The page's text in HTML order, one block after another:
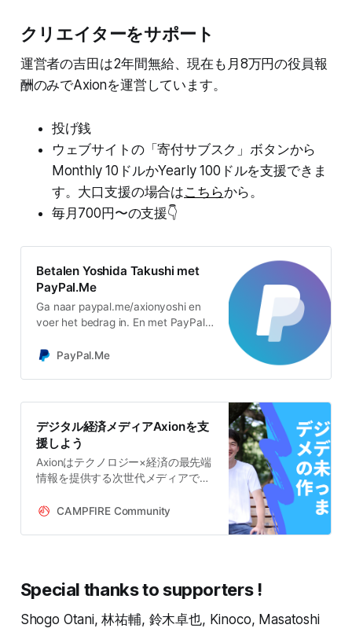
フォームから。登録いただいた方に
9月下旬から順次案内のメールを差
し上げます。そのメールによって交
渉・取引が開始されます（特に義務
は生じません）。 【2021年10月】
事前登録 登録を頂いた方には優先し
て投資ラウンドのご案内を行いま
す。 forms.gle
クリエイターをサポート
運営者の吉田は2年間無給、現在も月8万円の役員報
酬のみでAxionを運営しています。
投げ銭
ウェブサイトの「寄付サブスク」ボタンから
Monthly 10ドルかYearly 100ドルを支援できま
す。大口支援の場合はこちらから。
毎月700円〜の支援👇
Betalen Yoshida Takushi met
PayPal.Me
Ga naar paypal.me/axionyoshi en
voer het bedrag in. En met PayPal
en veiliger is. Heb je geen PayPal-
PayPal.Me
デジタル経済メディアAxionを支
援しよう
Axionはテクノロジー×経済の最先端
情報を提供する次世代メディアで
調査と分析によって信頼度の高い情
性を担保するため支援を募っていま
CAMPFIRE Community
Special thanks to supporters !
Shogo Otani, 林祐輔, 鈴木卓也, Kinoco, Masatoshi